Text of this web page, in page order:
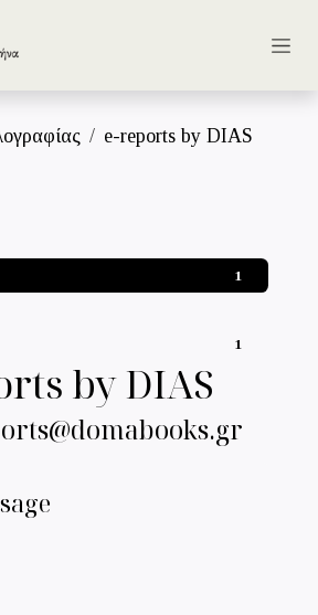
e-reports by DIAS
1
1
by DIAS